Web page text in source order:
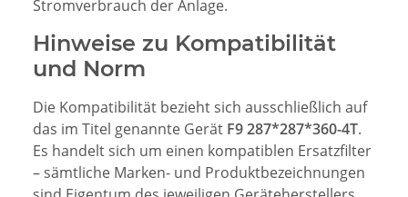
Stromverbrauch der Anlage.
Hinweise zu Kompatibilität
und Norm
Die Kompatibilität bezieht sich ausschließlich auf
das im Titel genannte Gerät F9 287*287*360-4T.
Es handelt sich um einen kompatiblen Ersatzfilter
– sämtliche Marken- und Produktbezeichnungen